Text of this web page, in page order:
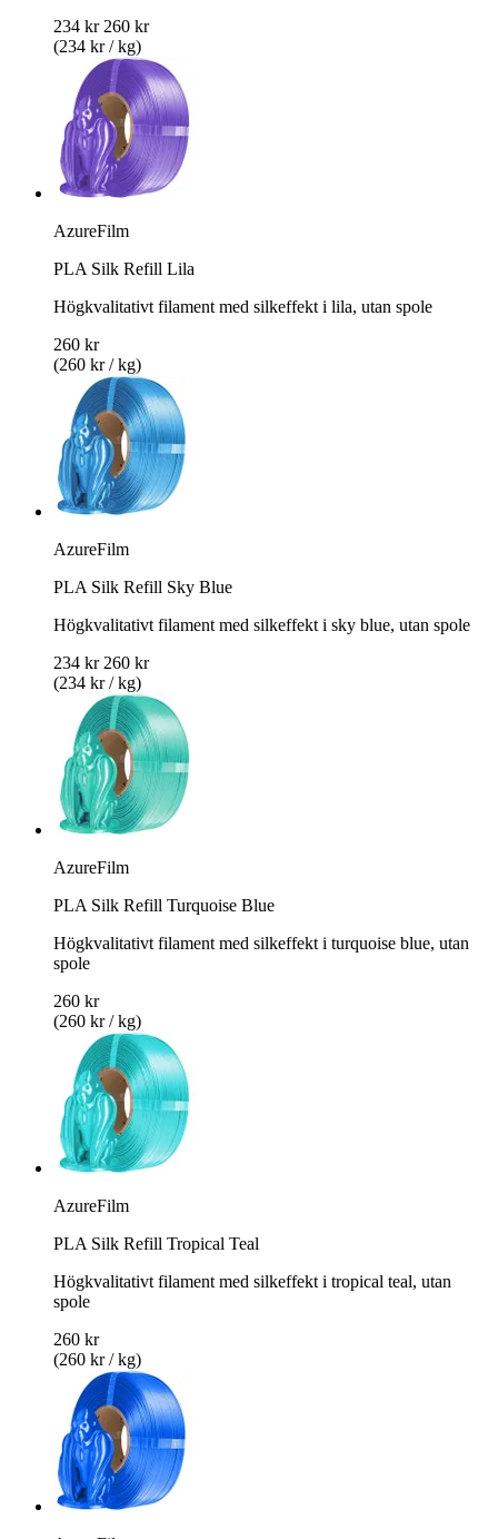
234 kr 260 kr
(234 kr / kg)
AzureFilm
PLA Silk Refill Lila
Högkvalitativt filament med silkeffekt i lila, utan spole
260 kr
(260 kr / kg)
AzureFilm
PLA Silk Refill Sky Blue
Högkvalitativt filament med silkeffekt i sky blue, utan spole
234 kr 260 kr
(234 kr / kg)
AzureFilm
PLA Silk Refill Turquoise Blue
Högkvalitativt filament med silkeffekt i turquoise blue, utan
spole
260 kr
(260 kr / kg)
AzureFilm
PLA Silk Refill Tropical Teal
Högkvalitativt filament med silkeffekt i tropical teal, utan
spole
260 kr
(260 kr / kg)